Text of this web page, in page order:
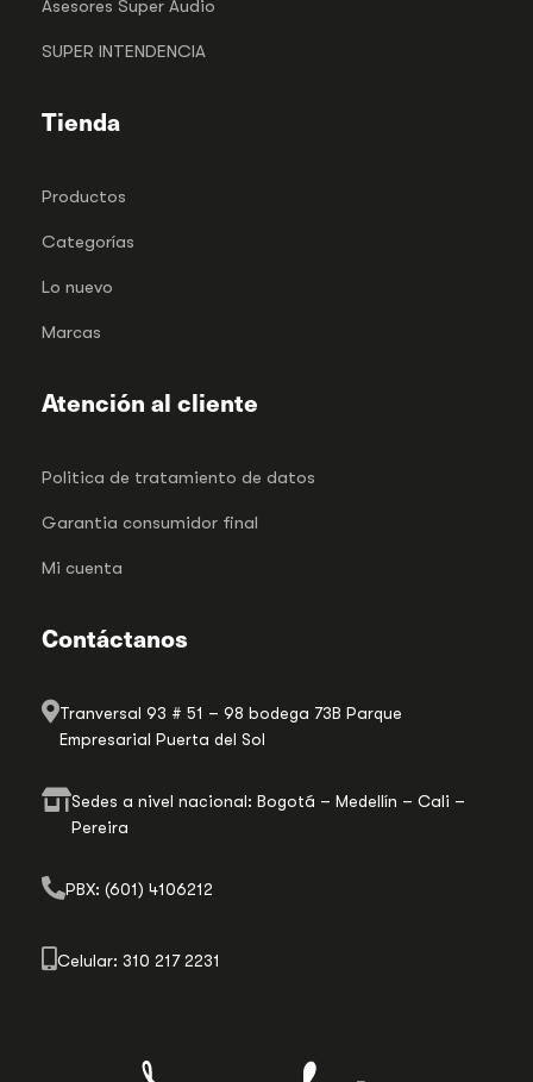
Asesores Super Audio
SUPER INTENDENCIA
Tienda
Productos
Categorías
Lo nuevo
Marcas
Atención al cliente
Politica de tratamiento de datos
Garantia consumidor final
Mi cuenta
Contáctanos
Tranversal 93 # 51 – 98 bodega 73B Parque
Empresarial Puerta del Sol
Sedes a nivel nacional: Bogotá – Medellín – Cali –
Pereira
PBX: (601) 4106212
Celular: 310 217 2231